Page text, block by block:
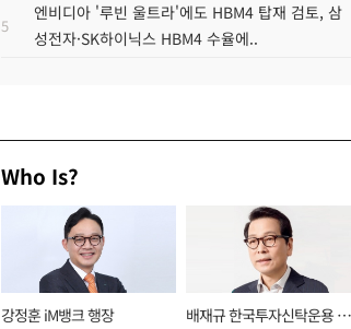
5
엔비디아 '루빈 울트라'에도 HBM4 탑재 검토, 삼
성전자·SK하이닉스 HBM4 수율에..
Who Is?
강정훈 iM뱅크 행장
배재규 한국투자신탁운용 대